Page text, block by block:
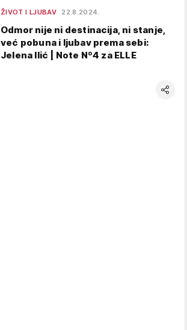
ŽIVOT I LJUBAV 22.8.2024.
Odmor nije ni destinacija, ni stanje,
već pobuna i ljubav prema sebi:
Jelena Ilić | Note Nº4 za ELLE